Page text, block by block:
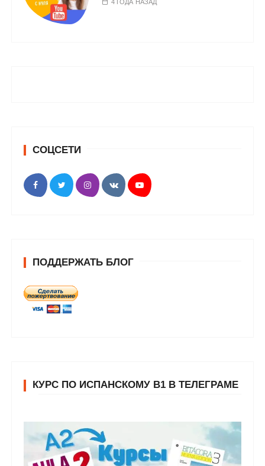
4 ГОДА НАЗАД
СОЦСЕТИ
ПОДДЕРЖАТЬ БЛОГ
КУРС ПО ИСПАНСКОМУ В1 В ТЕЛЕГРАМЕ